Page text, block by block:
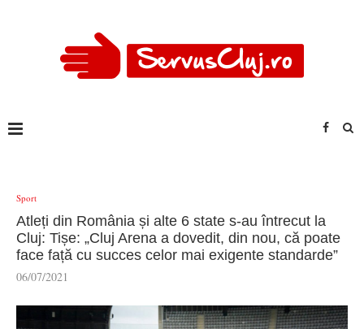
Sport
Atleți din România și alte 6 state s-au întrecut la
Cluj: Tișe: „Cluj Arena a dovedit, din nou, că poate
face față cu succes celor mai exigente standarde”
06/07/2021